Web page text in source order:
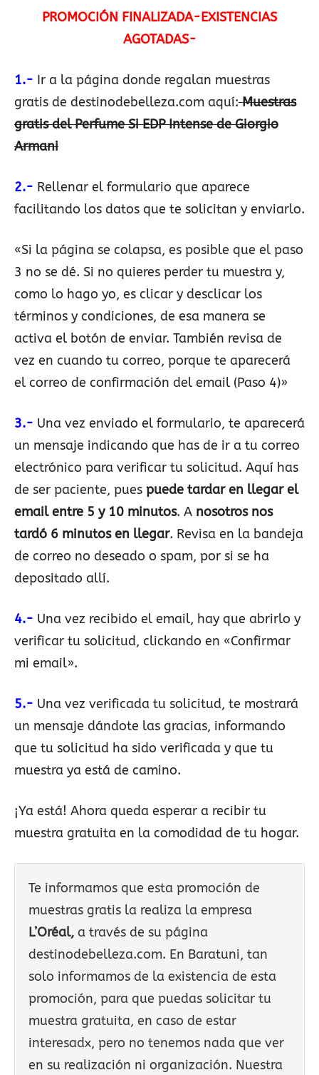
PROMOCIÓN FINALIZADA-EXISTENCIAS
AGOTADAS-
1.- Ir a la página donde regalan muestras
gratis de destinodebelleza.com aquí: Muestras
gratis del Perfume Si EDP Intense de Giorgio
Armani
2.- Rellenar el formulario que aparece
facilitando los datos que te solicitan y enviarlo.
«Si la página se colapsa, es posible que el paso
3 no se dé. Si no quieres perder tu muestra y,
como lo hago yo, es clicar y desclicar los
términos y condiciones, de esa manera se
activa el botón de enviar. También revisa de
vez en cuando tu correo, porque te aparecerá
el correo de confirmación del email (Paso 4)»
3.- Una vez enviado el formulario, te aparecerá
un mensaje indicando que has de ir a tu correo
electrónico para verificar tu solicitud. Aquí has
de ser paciente, pues puede tardar en llegar el
email entre 5 y 10 minutos. A nosotros nos
tardó 6 minutos en llegar. Revisa en la bandeja
de correo no deseado o spam, por si se ha
depositado allí.
4.- Una vez recibido el email, hay que abrirlo y
verificar tu solicitud, clickando en «Confirmar
mi email».
5.- Una vez verificada tu solicitud, te mostrará
un mensaje dándote las gracias, informando
que tu solicitud ha sido verificada y que tu
muestra ya está de camino.
¡Ya está! Ahora queda esperar a recibir tu
muestra gratuita en la comodidad de tu hogar.
Te informamos que esta promoción de
muestras gratis la realiza la empresa
L’Oréal, a través de su página
destinodebelleza.com. En Baratuni, tan
solo informamos de la existencia de esta
promoción, para que puedas solicitar tu
muestra gratuita, en caso de estar
interesadx, pero no tenemos nada que ver
en su realización ni organización. Nuestra